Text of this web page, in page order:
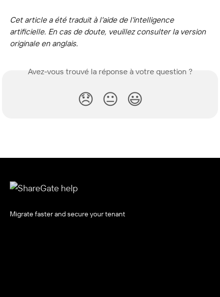
Cet article a été traduit à l'aide de l'intelligence
artificielle. En cas de doute, veuillez consulter la version
originale en anglais.
Avez-vous trouvé la réponse à votre question ?
😞 😐 😃
Migrate faster and secure your tenant